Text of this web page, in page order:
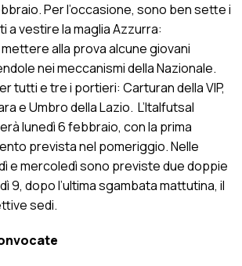
Per l’occasione, sono ben sette i
a vestire la maglia Azzurra:
alla prova alcune giovani
nei meccanismi della Nazionale.
tutti e tre i portieri: Carturan della VIP,
e Umbro della Lazio. L’Italfutsal
lunedì 6 febbraio, con la prima
prevista nel pomeriggio. Nelle
e mercoledì sono previste due doppie
9, dopo l’ultima sgambata mattutina, il
sedi.